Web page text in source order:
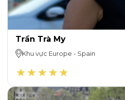
Trần Trà My
Khu vực Europe - Spain